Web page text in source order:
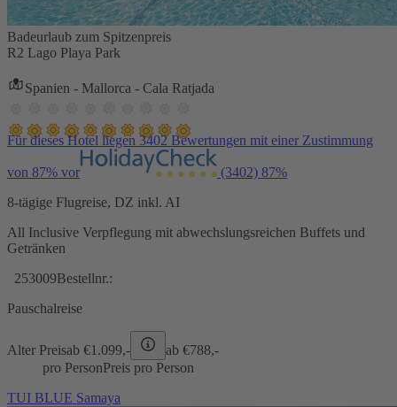
Badeurlaub zum Spitzenpreis
R2 Lago Playa Park
Spanien - Mallorca - Cala Ratjada
Für dieses Hotel liegen 3402 Bewertungen mit einer Zustimmung
von 87% vor (3402) 87%
8-tägige Flugreise, DZ inkl. AI
All Inclusive Verpflegung mit abwechslungsreichen Buffets und
Getränken
253009Bestellnr.:
Pauschalreise
Alter Preisab €1.099,- ab €788,-
pro PersonPreis pro Person
TUI BLUE Samaya